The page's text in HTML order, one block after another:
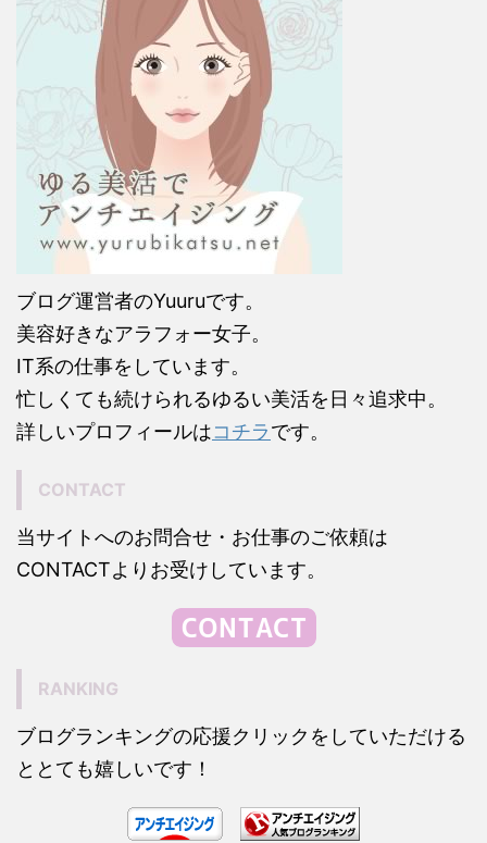
ブログ運営者のYuuruです。
美容好きなアラフォー女子。
IT系の仕事をしています。
忙しくても続けられるゆるい美活を日々追求中。
詳しいプロフィールはコチラです。
CONTACT
当サイトへのお問合せ・お仕事のご依頼は
CONTACTよりお受けしています。
RANKING
ブログランキングの応援クリックをしていただける
ととても嬉しいです！